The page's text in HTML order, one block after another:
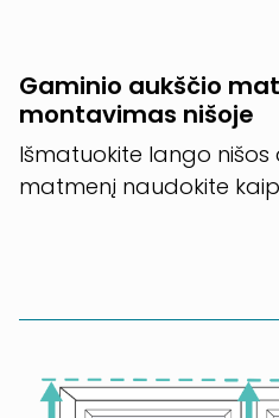
Gaminio aukščio
montavimas nišoje
Išmatuokite lango nišos
matmenį naudokite